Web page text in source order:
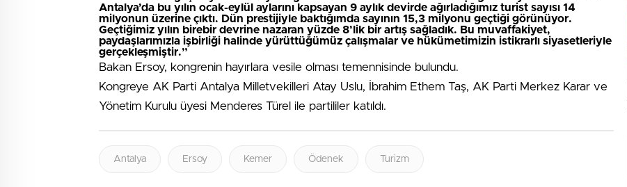
Antalya’da bu yılın ocak-eylül aylarını kapsayan 9 aylık devirde ağırladığımız turist sayısı 14
milyonun üzerine çıktı. Dün prestijiyle baktığımda sayının 15,3 milyonu geçtiği görünüyor.
Geçtiğimiz yılın birebir devrine nazaran yüzde 8’lik bir artış sağladık. Bu muvaffakiyet,
paydaşlarımızla işbirliği halinde yürüttüğümüz çalışmalar ve hükümetimizin istikrarlı siyasetleriyle
gerçekleşmiştir.”
Bakan Ersoy, kongrenin hayırlara vesile olması temennisinde bulundu.
Kongreye AK Parti Antalya Milletvekilleri Atay Uslu, İbrahim Ethem Taş, AK Parti Merkez Karar ve
Yönetim Kurulu üyesi Menderes Türel ile partililer katıldı.
Antalya Ersoy Kemer Ödenek Turizm